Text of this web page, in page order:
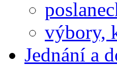
výbory,
Jednání a